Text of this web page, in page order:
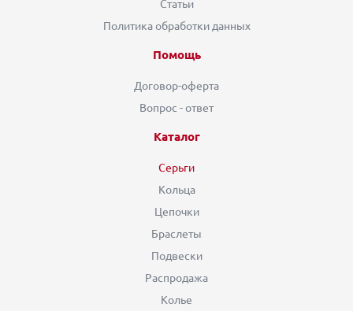
Статьи
Политика обработки данных
Помощь
Договор-оферта
Вопрос - ответ
Каталог
Серьги
Кольца
Цепочки
Браслеты
Подвески
Распродажа
Колье